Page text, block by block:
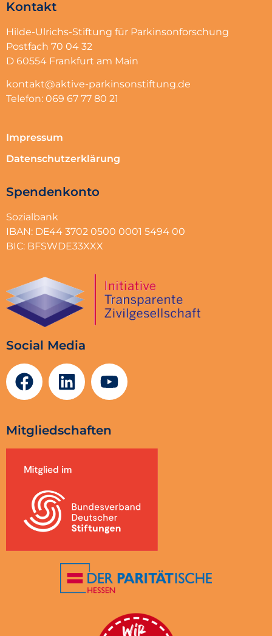
Kontakt
Hilde-Ulrichs-Stiftung für Parkinsonforschung
Postfach 70 04 32
D 60554 Frankfurt am Main
kontakt@aktive-parkinsonstiftung.de
Telefon: 069 67 77 80 21
Impressum
Datenschutzerklärung
Spendenkonto
Sozialbank
IBAN: DE44 3702 0500 0001 5494 00
BIC: BFSWDE33XXX
Social Media
Mitgliedschaften